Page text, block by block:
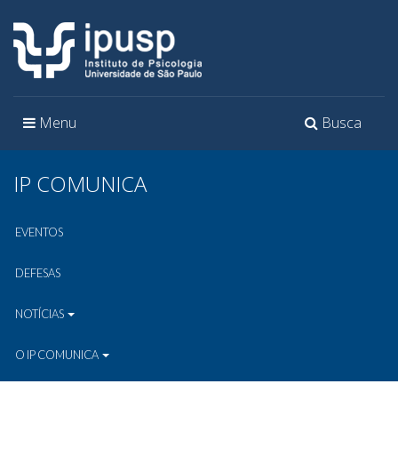
Toggle
Busca
Toggle
Menu
IP COMUNICA
EVENTOS
DEFESAS
NOTÍCIAS
O IP COMUNICA